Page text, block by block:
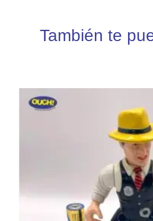
También te